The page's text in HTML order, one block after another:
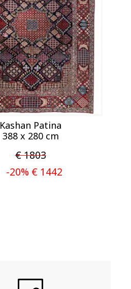
Kashan Patina
388 x 280 cm
€ 1803
-20% € 1442